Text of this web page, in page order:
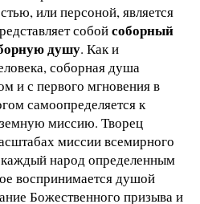
или персоной, является
собойсоборный
душу. Как и
соборная душа
и с первого мгновения в
самоопределяется к
миссию. Творец
миссии всемирного
народ определенным
воспринимается душой
Божественного призыва и